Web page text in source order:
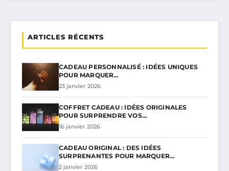
ARTICLES RÉCENTS
CADEAU PERSONNALISÉ : IDÉES UNIQUES
POUR MARQUER…
23 janvier 2026
COFFRET CADEAU : IDÉES ORIGINALES
POUR SURPRENDRE VOS…
16 janvier 2026
CADEAU ORIGINAL : DES IDÉES
SURPRENANTES POUR MARQUER…
2 janvier 2026